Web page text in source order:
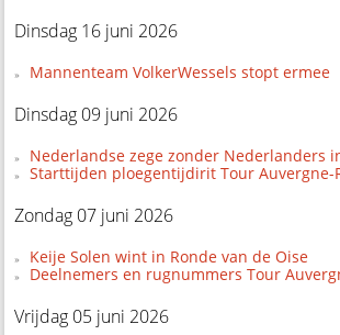
Dinsdag 16 juni 2026
Mannenteam VolkerWessels stopt ermee
Dinsdag 09 juni 2026
Nederlandse zege zonder Nederlanders
Starttijden ploegentijdirit Tour Auvergne-
Zondag 07 juni 2026
Keije Solen wint in Ronde van de Oise
Deelnemers en rugnummers Tour
Vrijdag 05 juni 2026